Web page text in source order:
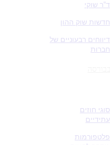
ד"ר שוקי
חדשות שוק ההון
דיווחים רבעוניים של
חברות
סוגי חוזים
עתידיים
פלטפורמות